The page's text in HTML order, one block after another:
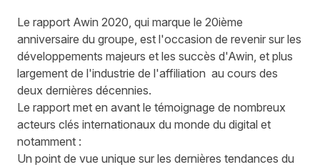
Le rapport Awin 2020, qui marque le 20ième
anniversaire du groupe, est l'occasion de revenir sur les
développements majeurs et les succès d'Awin, et plus
largement de l'industrie de l'affiliation au cours des
deux dernières décennies.
Le rapport met en avant le témoignage de nombreux
acteurs clés internationaux du monde du digital et
notamment :
Un point de vue unique sur les dernières tendances du